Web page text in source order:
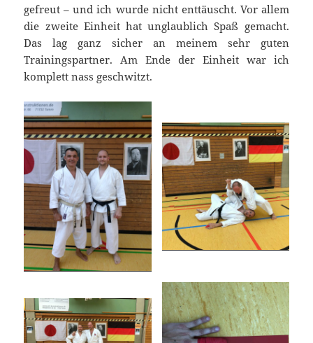
gefreut – und ich wurde nicht enttäuscht. Vor allem
die zweite Einheit hat unglaublich Spaß gemacht.
Das lag ganz sicher an meinem sehr guten
Trainingspartner. Am Ende der Einheit war ich
komplett nass geschwitzt.